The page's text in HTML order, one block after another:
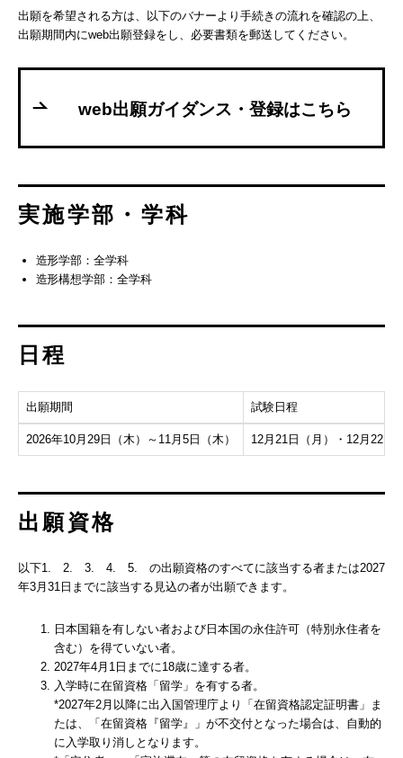
出願を希望される方は、以下のバナーより手続きの流れを確認の上、
出願期間内にweb出願登録をし、必要書類を郵送してください。
web出願ガイダンス・登録はこちら
実施学部・学科
造形学部：全学科
造形構想学部：全学科
日程
出願期間 試験日程
2026年10月29日（木）～11月5日（木） 12月21日（月）・12月22日
出願資格
以下1. 2. 3. 4. 5. の出願資格のすべてに該当する者または2027
年3月31日までに該当する見込の者が出願できます。
日本国籍を有しない者および日本国の永住許可（特別永住者を
含む）を得ていない者。
2027年4月1日までに18歳に達する者。
入学時に在留資格「留学」を有する者。
*2027年2月以降に出入国管理庁より「在留資格認定証明書」ま
たは、「在留資格『留学』」が不交付となった場合は、自動的
に入学取り消しとなります。